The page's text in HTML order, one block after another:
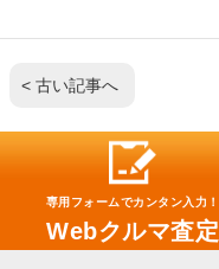
< 古い記事へ
専用フォームでカンタン入力！
Webクルマ査定